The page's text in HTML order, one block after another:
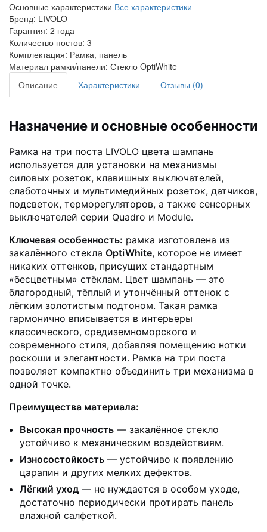
Основные характеристики Все характеристики
Бренд: LIVOLO
Гарантия: 2 года
Количество постов: 3
Комплектация: Рамка, панель
Материал рамки/панели: Стекло OptiWhite
Описание
Характеристики Отзывы (0)
Назначение и основные особенности
Рамка на три поста LIVOLO цвета шампань
используется для установки на механизмы
силовых розеток, клавишных выключателей,
слаботочных и мультимедийных розеток, датчиков,
подсветок, терморегуляторов, а также сенсорных
выключателей серии Quadro и Module.
Ключевая особенность: рамка изготовлена из
закалённого стекла OptiWhite, которое не имеет
никаких оттенков, присущих стандартным
«бесцветным» стёклам. Цвет шампань — это
благородный, тёплый и утончённый оттенок с
лёгким золотистым подтоном. Такая рамка
гармонично вписывается в интерьеры
классического, средиземноморского и
современного стиля, добавляя помещению нотки
роскоши и элегантности. Рамка на три поста
позволяет компактно объединить три механизма в
одной точке.
Преимущества материала:
Высокая прочность — закалённое стекло
устойчиво к механическим воздействиям.
Износостойкость — устойчиво к появлению
царапин и других мелких дефектов.
Лёгкий уход — не нуждается в особом уходе,
достаточно периодически протирать панель
влажной салфеткой.